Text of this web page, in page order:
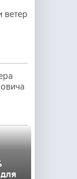
ветер